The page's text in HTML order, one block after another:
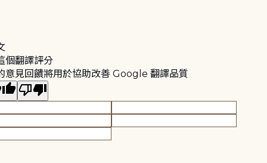
個翻譯評分
意見回饋將用於協助改善 Google 翻譯品質